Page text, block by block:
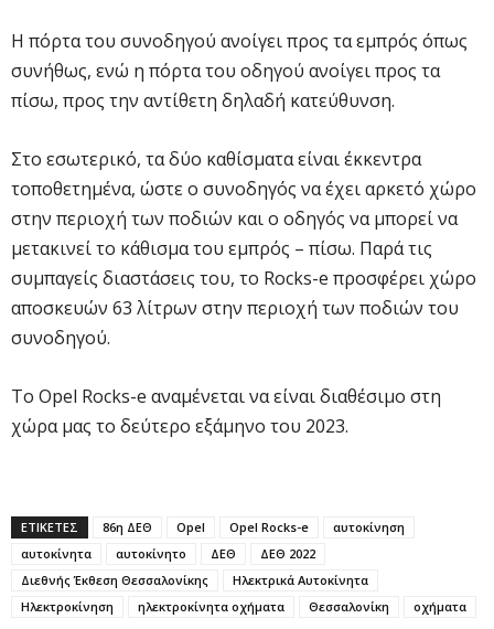
Η πόρτα του συνοδηγού ανοίγει προς τα εμπρός όπως
συνήθως, ενώ η πόρτα του οδηγού ανοίγει προς τα
πίσω, προς την αντίθετη δηλαδή κατεύθυνση.
Στο εσωτερικό, τα δύο καθίσματα είναι έκκεντρα
τοποθετημένα, ώστε ο συνοδηγός να έχει αρκετό χώρο
στην περιοχή των ποδιών και ο οδηγός να μπορεί να
μετακινεί το κάθισμα του εμπρός – πίσω. Παρά τις
συμπαγείς διαστάσεις του, το Rocks-e προσφέρει χώρο
αποσκευών 63 λίτρων στην περιοχή των ποδιών του
συνοδηγού.
Το Opel Rocks-e αναμένεται να είναι διαθέσιμο στη
χώρα μας το δεύτερο εξάμηνο του 2023.
ΕΤΙΚΕΤΕΣ 86η ΔΕΘ Opel Opel Rocks-e
αυτοκίνηση
αυτοκίνητα
αυτοκίνητο ΔΕΘ
ΔΕΘ 2022
Διεθνής Έκθεση Θεσσαλονίκης
Ηλεκτρικά Αυτοκίνητα
Ηλεκτροκίνηση
ηλεκτροκίνητα οχήματα Θεσσαλονίκη οχήματα